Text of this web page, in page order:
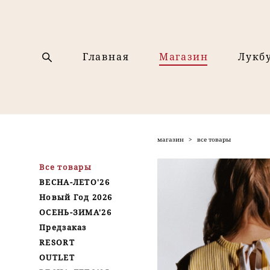
Главная Магазин
Все товары
ВЕСНА-ЛЕТО'26
Новый Год 2026
ОСЕНЬ-ЗИМА'26
Предзаказ
RESORT
OUTLET
магазин > все товары